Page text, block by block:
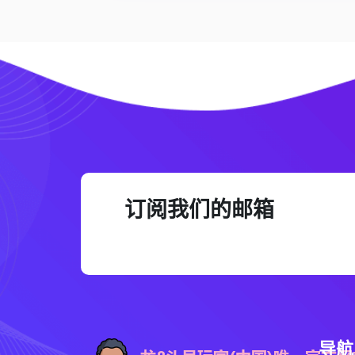
订阅我们的邮箱
导航